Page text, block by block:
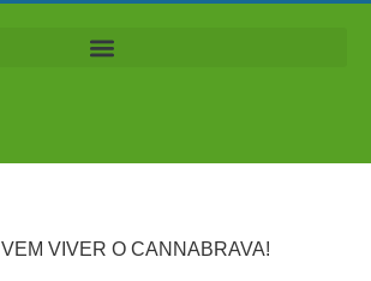
VEM VIVER O CANNABRAVA!